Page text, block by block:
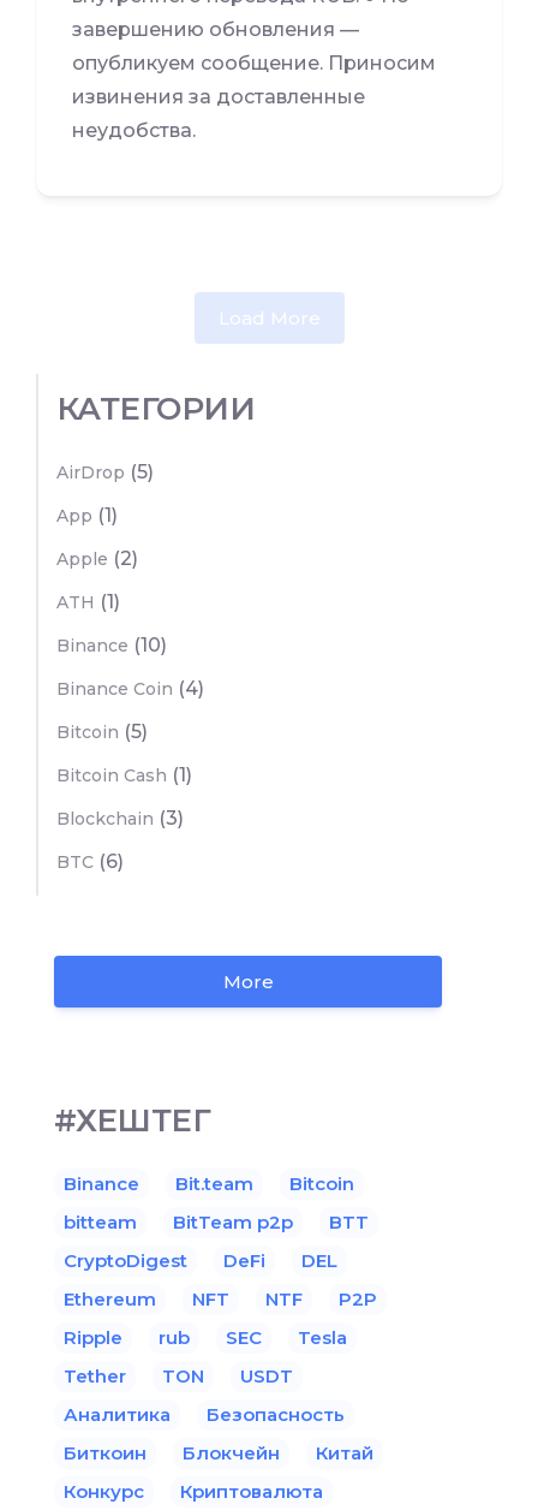
завершению обновления —
опубликуем сообщение. Приносим
извинения за доставленные
неудобства.
Load More
КАТЕГОРИИ
AirDrop (5)
App (1)
Apple (2)
ATH (1)
Binance (10)
Binance Coin (4)
Bitcoin (5)
Bitcoin Cash (1)
Blockchain (3)
BTC (6)
More
#ХЕШТЕГ
Binance Bit.team
Bitcoin
bitteam
BitTeam p2p
BTT
CryptoDigest
DeFi
DEL
Ethereum
NFT NTF
P2P
Ripple
rub SEC
Tesla
Tether
TON
USDT
Аналитика
Безопасность
Биткоин
Блокчейн
Китай
Конкурс
Криптовалюта